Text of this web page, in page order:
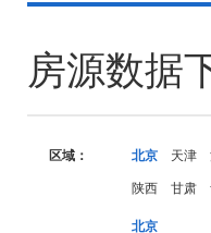
房源数据
区域： 北京 天津
陕西
甘肃
北京